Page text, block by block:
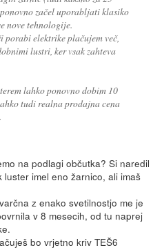
začel uporabljati klasiko
nove tehnologije.
porabi elektrike plačujem več,
lustri, ker vsak zahteva
lahko ponovno dobim 10
tudi realna prodajna cena
na podlagi občutka? Si naredil
imel eno žarnico, ali imaš
z enako svetilnostjo me je
v 8 mesecih, od tu naprej
bo vrjetno kriv TEŠ6